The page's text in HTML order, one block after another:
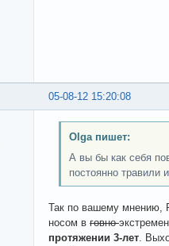
05-08-12 15:20:08
Olga пишет:
А вы бы как себя
постоянно травили
Так по вашему мнению,
носом в говно
протяжении 3-лет.